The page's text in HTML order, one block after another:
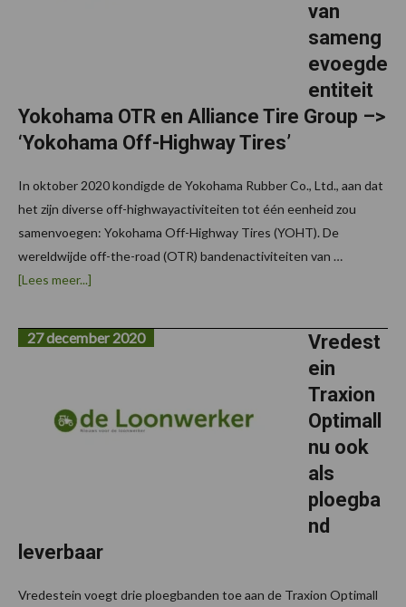
van
sameng
evoegde
entiteit
Yokohama OTR en Alliance Tire Group –>
‘Yokohama Off-Highway Tires’
In oktober 2020 kondigde de Yokohama Rubber Co., Ltd., aan dat
het zijn diverse off-highwayactiviteiten tot één eenheid zou
samenvoegen: Yokohama Off-Highway Tires (YOHT). De
wereldwijde off-the-road (OTR) bandenactiviteiten van …
[Lees meer...]
samengevoegde
entiteit
Alliance
Tire
Vredest
ein
Traxion
Optimall
nu ook
als
ploegba
nd
leverbaar
27 december 2020
Vredestein voegt drie ploegbanden toe aan de Traxion Optimall